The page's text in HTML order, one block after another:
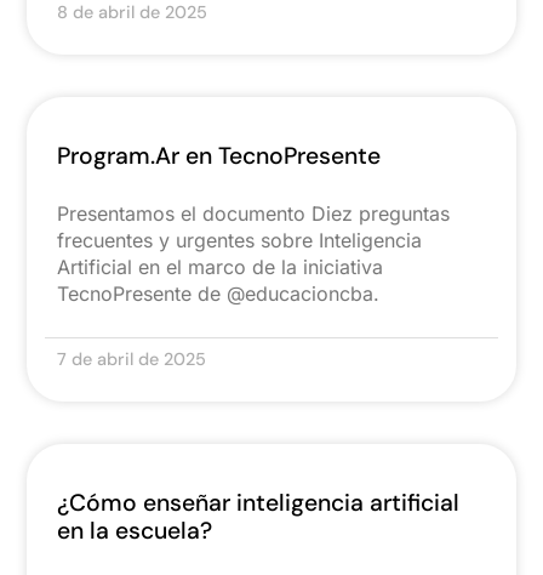
8 de abril de 2025
Program.Ar en TecnoPresente
Presentamos el documento Diez preguntas
frecuentes y urgentes sobre Inteligencia
Artificial en el marco de la iniciativa
TecnoPresente de @educacioncba.
7 de abril de 2025
¿Cómo enseñar inteligencia artificial
en la escuela?